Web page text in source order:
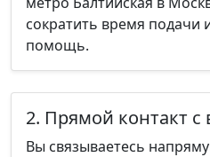
сократить время подачи
помощь.
2. Прямой контакт с
Вы связываетесь